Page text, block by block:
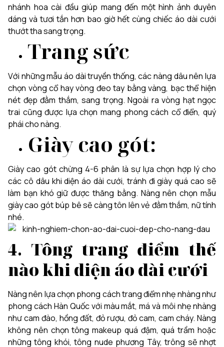
nhánh hoa cài đầu giúp mang đến một hình ảnh duyên
dáng và tươi tắn hơn bao giờ hết cùng chiếc áo dài cưới
thướt tha sang trọng.
Trang sức
Với những mẫu áo dài truyền thống, các nàng dâu nên lựa
chọn vòng cổ hay vòng đeo tay bằng vàng, bạc thể hiện
nét đẹp đằm thắm, sang trọng. Ngoài ra vòng hạt ngọc
trai cũng được lựa chọn mang phong cách cổ điển, quý
phái cho nàng.
Giày cao gót:
Giày cao gót chừng 4-6 phân là sự lựa chọn hợp lý cho
các cô dâu khi diện áo dài cưới, tránh đi giày quá cao sẽ
làm bạn khó giữ được thăng bằng. Nàng nên chọn mẫu
giày cao gót búp bê sẽ càng tôn lên vẻ đằm thắm, nữ tính
nhé.
4. Tông trang điểm thế
nào khi diện áo dài cưới
Nàng nên lựa chọn phong cách trang điểm nhẹ nhàng như
phong cách Hàn Quốc với màu mắt, má và môi nhẹ nhàng
như cam đào, hồng đất, đỏ rượu, đỏ cam, cam cháy. Nàng
không nên chọn tông makeup quá đậm, quá trầm hoặc
những tông khói, tông nude phương Tây, trông sẽ nhợt